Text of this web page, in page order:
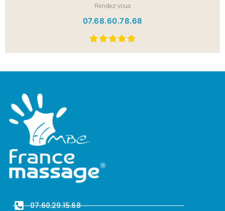
Rendez-vous
07.68.60.78.68
07.60.29.15.68